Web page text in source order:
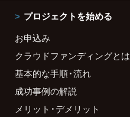
プロジェクトを始める
お申込み
クラウドファンディングとは
基本的な手順・流れ
成功事例の解説
メリット・デメリット